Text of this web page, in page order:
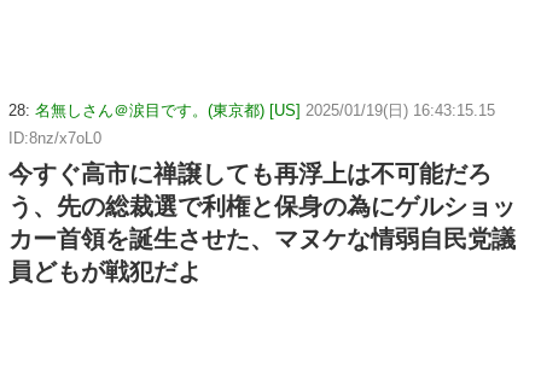
28: 名無しさん＠涙目です。(東京都) [US] 2025/01/19(日) 16:43:15.15
ID:8nz/x7oL0
今すぐ高市に禅譲しても再浮上は不可能だろ
う、先の総裁選で利権と保身の為にゲルショッ
カー首領を誕生させた、マヌケな情弱自民党議
員どもが戦犯だよ